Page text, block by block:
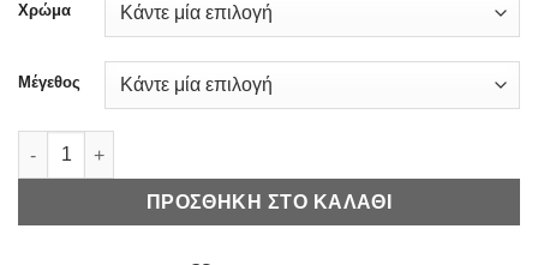
Χρώμα
Μέγεθος
Μινέρβα Φούτερ Γυναικείο Παντελόνι (Χρώματα) ποσότητα
ΠΡΟΣΘΉΚΗ ΣΤΟ ΚΑΛΆΘΙ